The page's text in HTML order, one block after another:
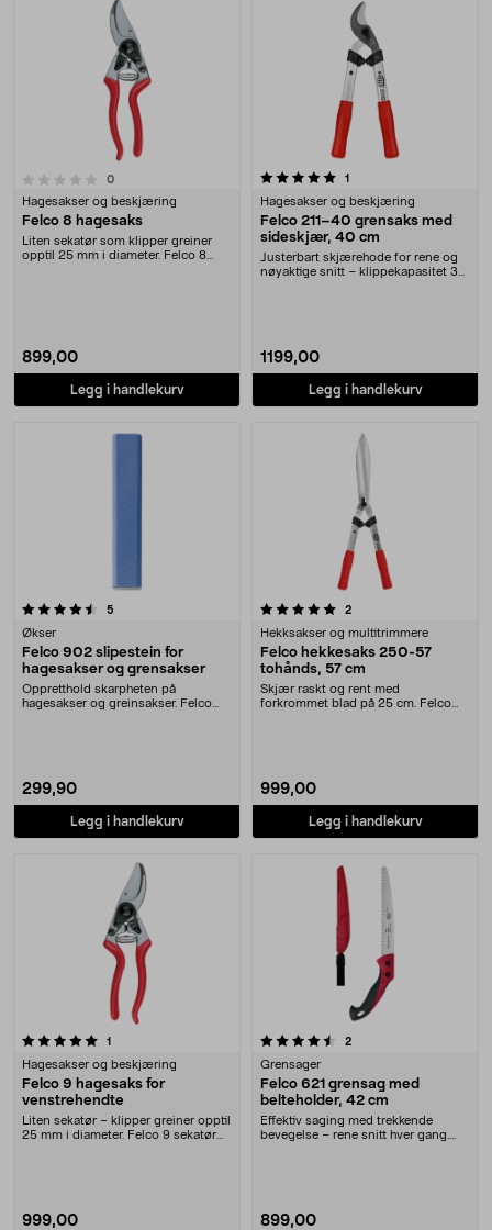
0anmeldelser
Hagesakser og beskjæring
Felco 8 hagesaks
Liten sekatør som klipper greiner
opptil 25 mm i diameter. Felco 8
899,00
Legg i handlekurv
5.0 av 5 stjerner 1
Hagesakser og beskjæring
Felco 211–40 grensaks med
sideskjær, 40 cm
Justerbart skjærehode for rene og
nøyaktige snitt – klippekapasitet 35
1199,00
Legg i handlekurv
5
Økser
Felco 902 slipestein for
hagesakser og grensakser
Oppretthold skarpheten på
hagesakser og greinsakser. Felco
299,90
Legg i handlekurv
5.0 av 5 stjerner 2anmeldelser
Hekksakser og multitrimmere
Felco hekkesaks 250-57
tohånds, 57 cm
Skjær raskt og rent med
forkrommet blad på 25 cm. Felco
999,00
Legg i handlekurv
1
Hagesakser og beskjæring
Felco 9 hagesaks for
venstrehendte
Liten sekatør – klipper greiner opptil
25 mm i diameter. Felco 9 sekatør
999,00
4.5 av 5 stjerner 2anmeldelser
Grensager
Felco 621 grensag med
belteholder, 42 cm
Effektiv saging med trekkende
bevegelse – rene snitt hver gang.
899,00